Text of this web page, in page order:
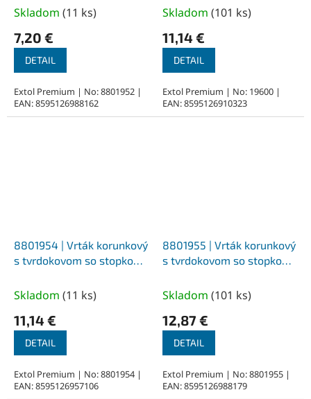
MAX, s vodiacim vrtákom
Skladom (11 ks)
7,20 €
DETAIL
Extol Premium | No: 8801952 |
EAN: 8595126988162
dielna sada
Skladom (101 ks)
11,14 €
DETAIL
Extol Premium | No: 19600 |
EAN: 8595126910323
8801954 | Vrták korunkový
s tvrdokovom so stopkou
Skladom (11 ks)
11,14 €
DETAIL
Extol Premium | No: 8801954 |
EAN: 8595126957106
8801955 | Vrták korunkový
s tvrdokovom so stopkou
Skladom (101 ks)
12,87 €
DETAIL
Extol Premium | No: 8801955 |
EAN: 8595126988179